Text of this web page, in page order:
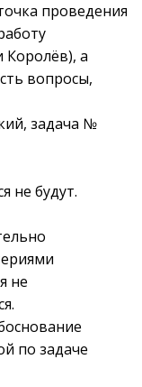
проведения
Королёв), а
вопросы,
задача №
не будут.
не
по задаче